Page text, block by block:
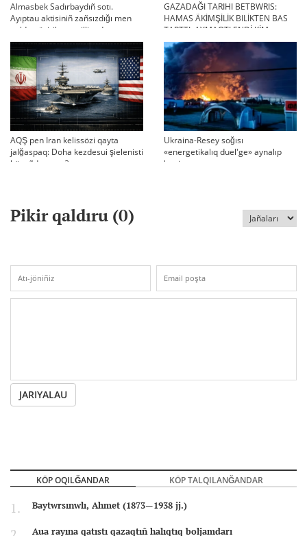
Almasbek Sadırbaydıñ sotı.
Ayıptau aktisiniñ zañsızdığı men
qoldan ösirilgen milliondar
GAZADAĞI TARIHI BETBWRIS:
HAMAS ÄKİMŞİLİK BILİKTEN BAS
TARTTI. AYMAQTI ENDİ KİM
BASQARADI?
AQŞ pen Iran kelissözi qayta
jalğaspaq: Doha kezdesui şielenisti
bäseñdete me?
Ukraina-Resey soğısı
«energetikalıq duel'ge» aynalıp
ketti
Pikir qaldıru (0)
JARIYALAU
KÖP OQILĞANDAR KÖP TALQILANĞANDAR
Baytwrsınwlı, Ahmet (1873—1938 jj.)
Aua rayına qatıstı qazaqtıñ halıqtıq boljamdarı